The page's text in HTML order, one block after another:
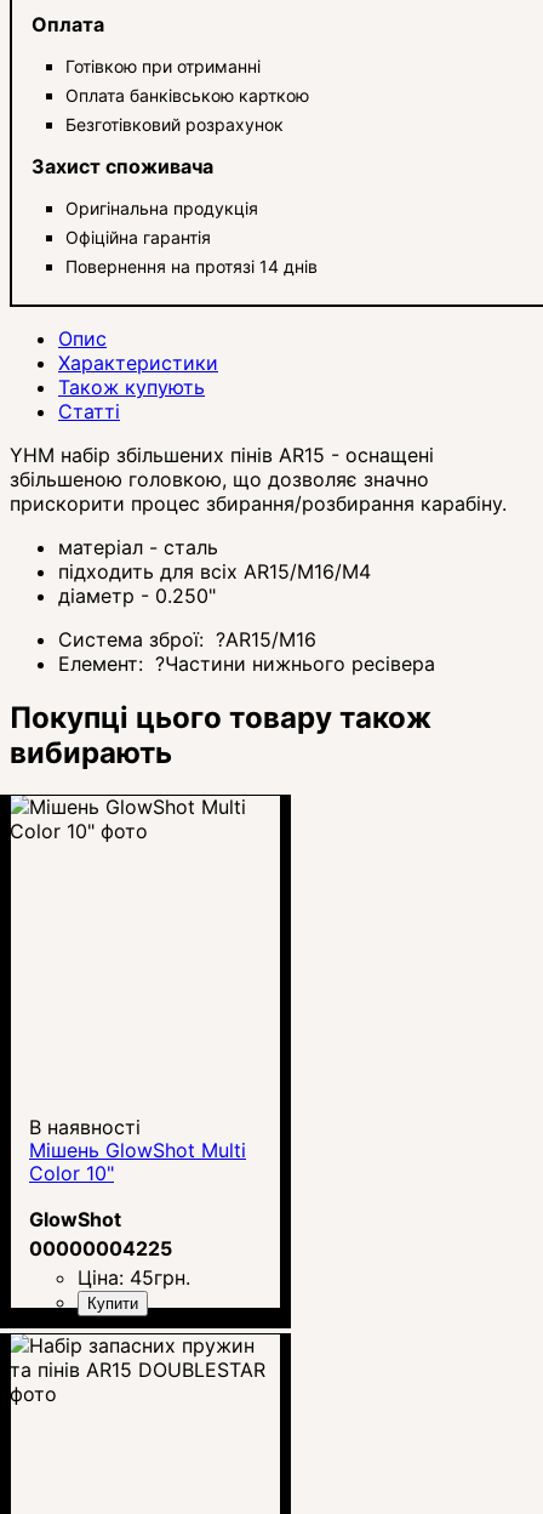
Оплата
Готівкою при отриманні
Оплата банківською карткою
Безготівковий розрахунок
Захист споживача
Оригінальна продукція
Офіційна гарантія
Повернення на протязі 14 днів
Опис
Характеристики
Також купують
Статті
YHM набір збільшених пінів AR15 - оснащені
збільшеною головкою, що дозволяє значно
прискорити процес збирання/розбирання карабіну.
матеріал - сталь
підходить для всіх AR15/M16/M4
діаметр - 0.250"
Система зброї: ?AR15/M16
Елемент: ?Частини нижнього ресівера
Покупці цього товару також
вибирають
В наявності
Мішень GlowShot Multi
Color 10"
GlowShot
00000004225
Ціна: 45грн.
Купити